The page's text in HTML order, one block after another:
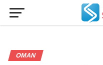
OMAN